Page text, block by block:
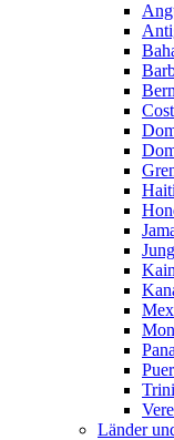
Haiti
Länder